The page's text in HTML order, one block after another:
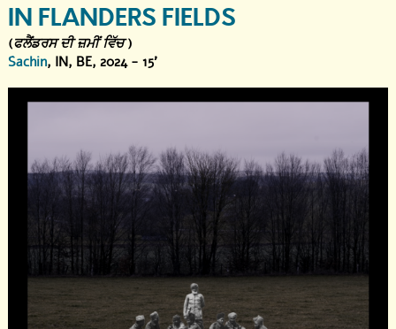
IN FLANDERS FIELDS
(ਫਲੈਂਡਰਸ ਦੀ ਜ਼ਮੀਂ ਵਿੱਚ)
Sachin, IN, BE, 2024 - 15'